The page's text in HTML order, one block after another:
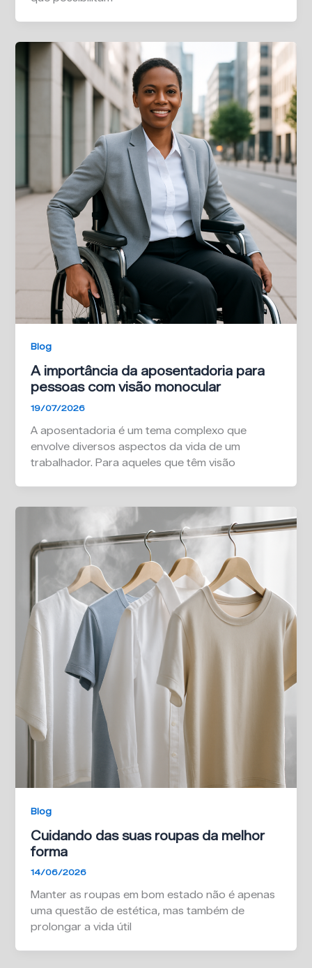
Blog
A importância da aposentadoria para
pessoas com visão monocular
19/07/2026
A aposentadoria é um tema complexo que
envolve diversos aspectos da vida de um
trabalhador. Para aqueles que têm visão
Blog
Cuidando das suas roupas da melhor
forma
14/06/2026
Manter as roupas em bom estado não é apenas
uma questão de estética, mas também de
prolongar a vida útil